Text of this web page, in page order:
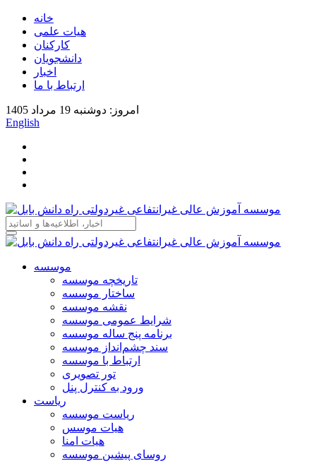
خانه
هیات علمی
کارکنان
دانشجویان
اخبار
ارتباط با ما
امروز: دوشنبه 19 مرداد 1405
English
موسسه
تاریخچه موسسه
ساختار موسسه
نقشه موسسه
شرایط عمومی موسسه
برنامه پنج ساله موسسه
سند چشم‌انداز موسسه
ارتباط با موسسه
تور تصویری
ورود به کنترل پنل
ریاست
ریاست موسسه
هیات موسس
هیات امنا
روسای پیشین موسسه